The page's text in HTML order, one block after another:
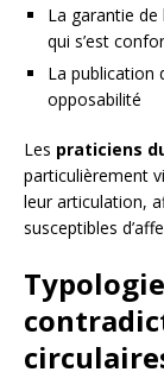
La garantie de
qui s’est
La publication
opposabilité
Les praticiens
particulièrement
leur articulation,
susceptibles